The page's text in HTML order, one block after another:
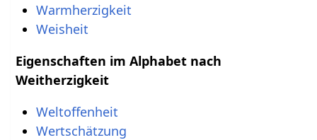
Warmherzigkeit
Weisheit
Eigenschaften im Alphabet nach
Weitherzigkeit
Weltoffenheit
Wertschätzung